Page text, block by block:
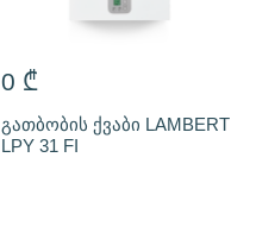
0 ₾
გათბობის ქვაბი LAMBERT
LPY 31 FI